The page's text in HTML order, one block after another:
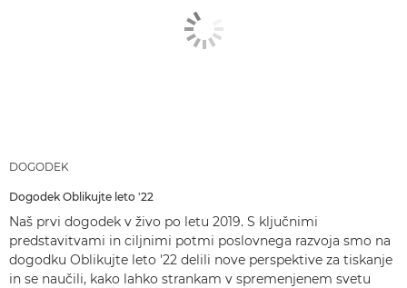
DOGODEK
Dogodek Oblikujte leto '22
Naš prvi dogodek v živo po letu 2019. S ključnimi
predstavitvami in ciljnimi potmi poslovnega razvoja smo na
dogodku Oblikujte leto '22 delili nove perspektive za tiskanje
in se naučili, kako lahko strankam v spremenjenem svetu